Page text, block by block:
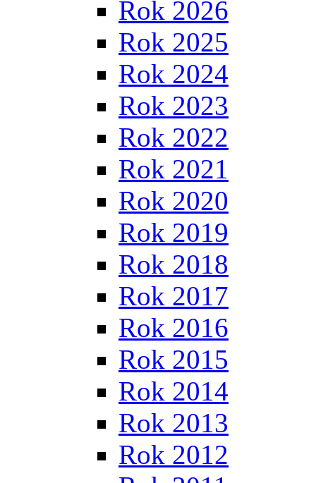
Rok 2026
Rok 2025
Rok 2024
Rok 2023
Rok 2022
Rok 2021
Rok 2020
Rok 2019
Rok 2018
Rok 2017
Rok 2016
Rok 2015
Rok 2014
Rok 2013
Rok 2012